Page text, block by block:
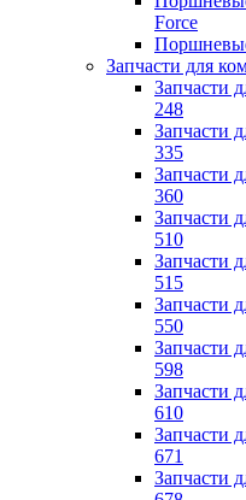
Force
Запчасти для
Запчасти
248
Запчасти
335
Запчасти
360
Запчасти
510
Запчасти
515
Запчасти
550
Запчасти
598
Запчасти
610
Запчасти
671
Запчасти